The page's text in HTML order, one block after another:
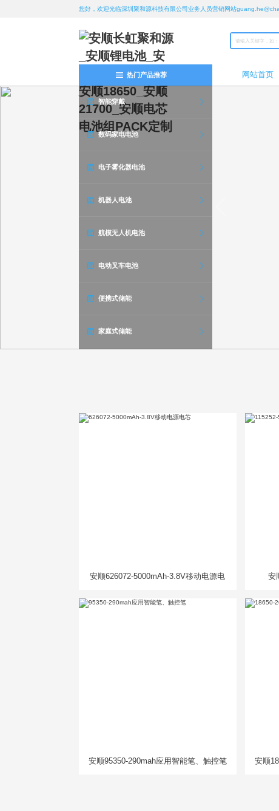
您好，欢迎光临深圳聚和源科技有限公司业务人员营销网站
热门产品推荐
智能穿戴
数码家电电池
电子雾化器电池
机器人电池
航模无人机电池
电动叉车电池
便携式储能
家庭式储能
网站首页
安顺626072-5000mAh-3.8V移动电源电
安
安顺95350-290mah应用智能笔、触控笔
安顺